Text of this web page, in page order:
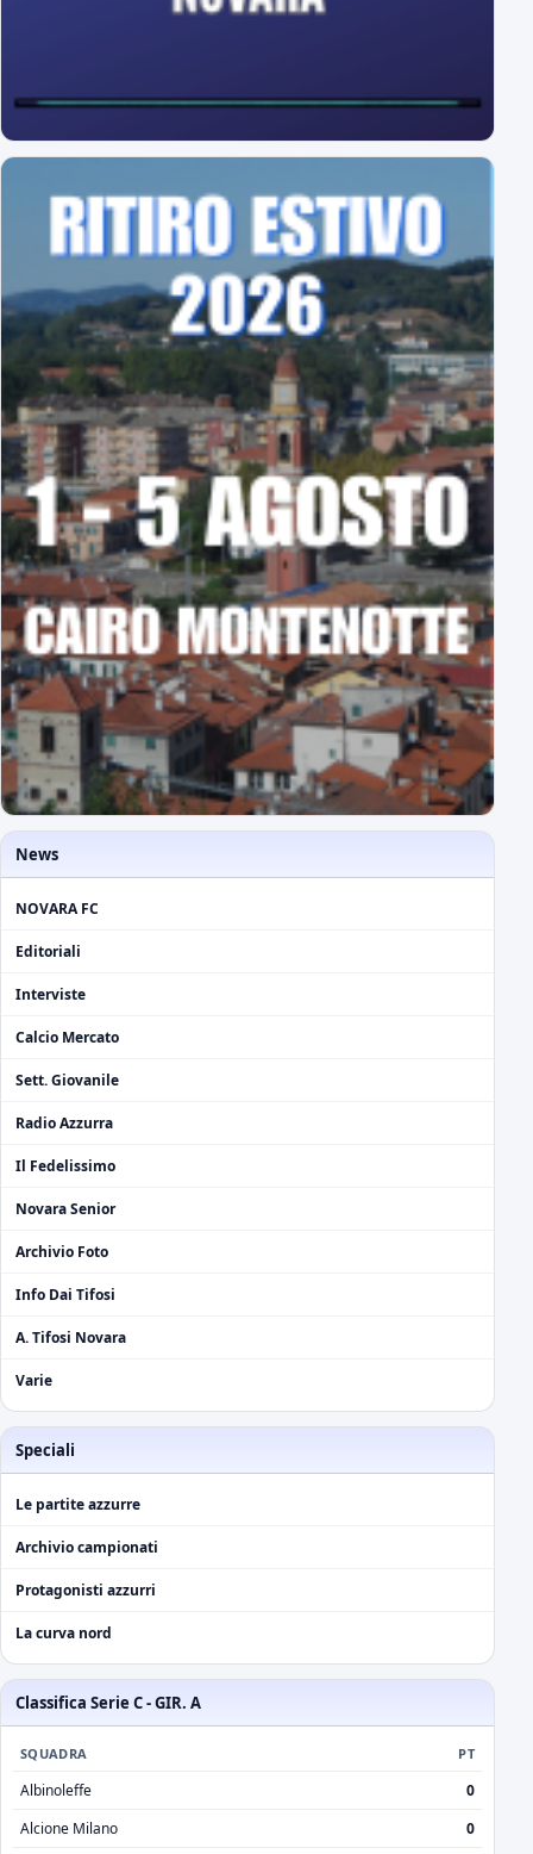
News
NOVARA FC
Editoriali
Interviste
Calcio Mercato
Sett. Giovanile
Radio Azzurra
Il Fedelissimo
Novara Senior
Archivio Foto
Info Dai Tifosi
A. Tifosi Novara
Varie
Speciali
Le partite azzurre
Archivio campionati
Protagonisti azzurri
La curva nord
Classifica Serie C - GIR. A
SQUADRA PT
Albinoleffe
0
Alcione Milano
0